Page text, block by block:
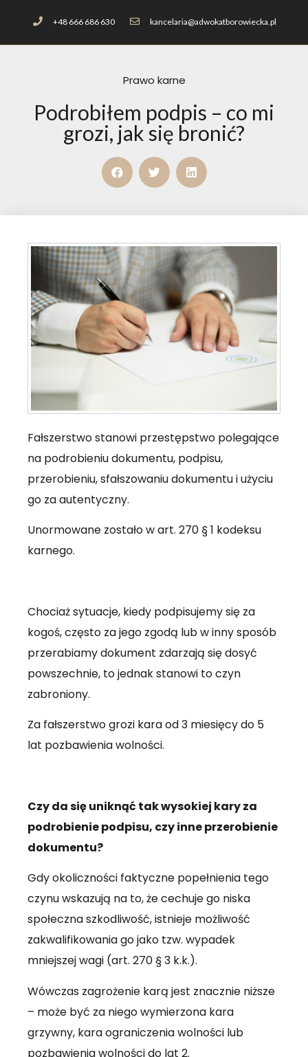
+48 666 686 630 kancelaria@adwokatborowiecka.pl
Prawo karne
Podrobiłem podpis – co mi
grozi, jak się bronić?
Fałszerstwo stanowi przestępstwo polegające
na podrobieniu dokumentu, podpisu,
przerobieniu, sfałszowaniu dokumentu i użyciu
go za autentyczny.
Unormowane zostało w art. 270 § 1 kodeksu
karnego.
Chociaż sytuacje, kiedy podpisujemy się za
kogoś, często za jego zgodą lub w inny sposób
przerabiamy dokument zdarzają się dosyć
powszechnie, to jednak stanowi to czyn
zabroniony.
Za fałszerstwo grozi kara od 3 miesięcy do 5
lat pozbawienia wolności.
Czy da się uniknąć tak wysokiej kary za
podrobienie podpisu, czy inne przerobienie
dokumentu?
Gdy okoliczności faktyczne popełnienia tego
czynu wskazują na to, że cechuje go niska
społeczna szkodliwość, istnieje możliwość
zakwalifikowania go jako tzw. wypadek
mniejszej wagi (art. 270 § 3 k.k.).
Wówczas zagrożenie karą jest znacznie niższe
– może być za niego wymierzona kara
grzywny, kara ograniczenia wolności lub
pozbawienia wolności do lat 2.